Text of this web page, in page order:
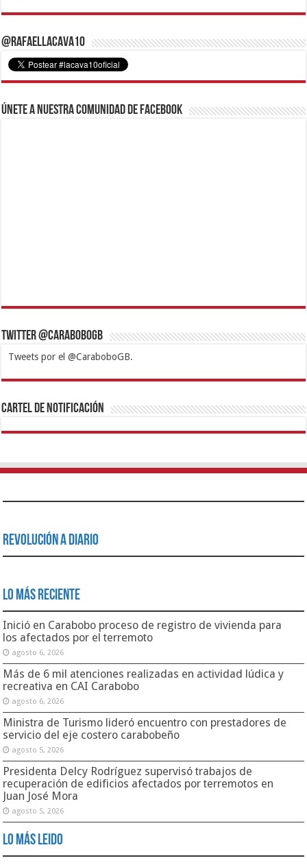
@RafaelLacava10
Únete a nuestra comunidad de Facebook
Twitter @CaraboboGB
Tweets por el @CaraboboGB.
1xbetBetturkeyBetistKralbetSupertotobetTipobetMatadorbetMariobet
https://mvbcasino.com/
Cartel de Notificación
Revolución a Diario
Lo Más Reciente
Inició en Carabobo proceso de registro de vivienda para
los afectados por el terremoto
agosto 6, 2026
Más de 6 mil atenciones realizadas en actividad lúdica y
recreativa en CAI Carabobo
agosto 6, 2026
Ministra de Turismo lideró encuentro con prestadores de
servicio del eje costero carabobeño
agosto 5, 2026
Presidenta Delcy Rodríguez supervisó trabajos de
recuperación de edificios afectados por terremotos en
Juan José Mora
agosto 5, 2026
Lo Más Leido